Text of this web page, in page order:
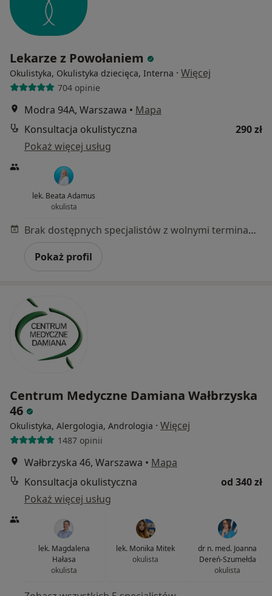
Lekarze z Powołaniem
Okulistyka, Okulistyka dziecięca, Interna · Więcej
704 opinie
Modra 94A, Warszawa • Mapa
Konsultacja okulistyczna
290 zł
Pokaż więcej usług
lek. Beata Adamus
okulista
Brak dostępnych specjalistów z wolnymi terminami w tym centrum medycznym.
Pokaż profil
Centrum Medyczne Damiana Wałbrzyska
46
Okulistyka, Alergologia, Andrologia · Więcej
1487 opinii
Wałbrzyska 46, Warszawa • Mapa
Konsultacja okulistyczna
od 340 zł
Pokaż więcej usług
lek. Magdalena
Hałasa
okulista
lek. Monika Mitek
okulista
dr n. med. Joanna
Dereń-Szumełda
okulista